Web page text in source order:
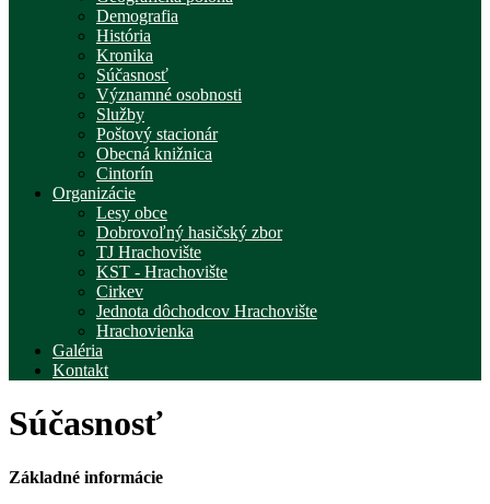
Demografia
História
Kronika
Súčasnosť
Významné osobnosti
Služby
Poštový stacionár
Obecná knižnica
Cintorín
Organizácie
Lesy obce
Dobrovoľný hasičský zbor
TJ Hrachovište
KST - Hrachovište
Cirkev
Jednota dôchodcov Hrachovište
Hrachovienka
Galéria
Kontakt
Súčasnosť
Základné informácie